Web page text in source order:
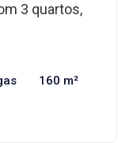
3 quartos,
160 m²